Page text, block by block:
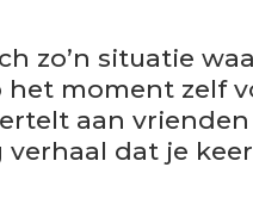
zo’n situatie
het moment zelf
aan
verhaal dat je